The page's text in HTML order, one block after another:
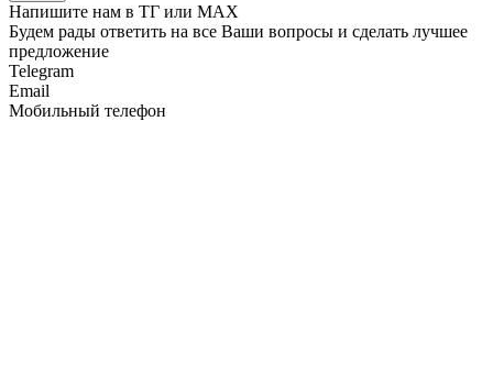
Напишите нам в ТГ или MAX
Будем рады ответить на все Ваши вопросы и сделать лучшее
предложение
Telegram
Email
Мобильный телефон